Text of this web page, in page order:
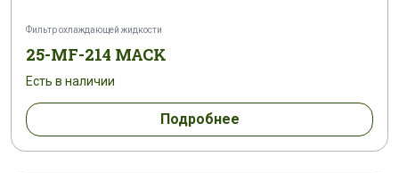
Фильтр охлаждающей жидкости
25-MF-214 MACK
Есть в наличии
Подробнее